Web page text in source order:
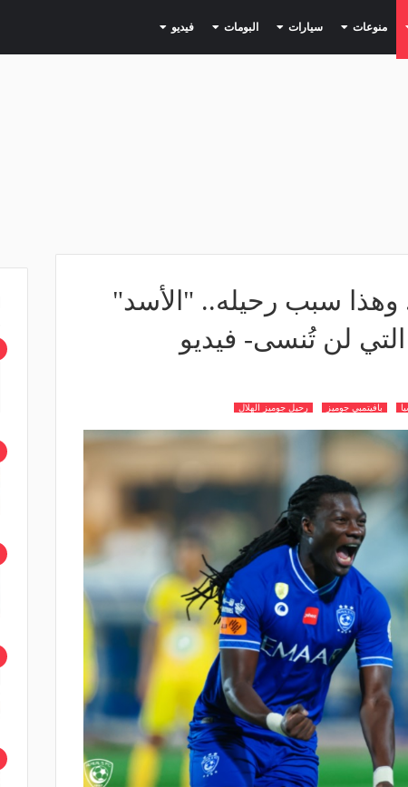
(current) منوعات (current) سيارات (current) البومات (current) فيديو (current)
وهذا سبب رحيله.. "الأسد"
التي لن تُنسى- فيديو
بافيتمبي جوميز رحيل جوميز الهلال